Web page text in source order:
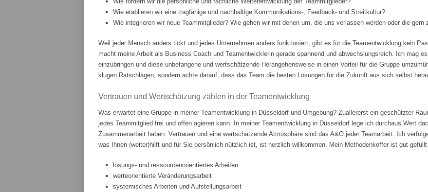
Wie etablieren wir eine tragfähige und nachhaltige Kommunikations-, Feedback- und Streitkultur?
Wie integrieren wir neue Teammitglieder? Wie gehen wir mit denen um, die uns verlassen werden oder die gern
Weil jeder Mensch anders tickt und jedes Unternehmen anders funktioniert, gibt es für die Teamentwicklung kein
macht meine Arbeit als Business Coach und Teamentwicklerin gerade spannend und abwechslungsreich. Ich mag
einzubringen und diese unbefangene und wertschätzende Herangehensweise in einen Vorteil für die Gruppe
klugen Ratschlägen, sondern achte darauf, dass das Team die besten Lösungen für die Zukunft aus sich selbst
Vertrauen und Wertschätzung zählen in der Teamentwicklung
Was erwartet eine Gruppe in meiner Teamentwicklung in Düsseldorf und Umgebung? Zuallererst ein geschützter
jedes Teammitglied frei und offen agieren kann. In meiner Teamentwicklung in Düsseldorf lege ich durchaus Wert
Zusammenarbeit haben. Vertrauen und eine wertschätzende Atmosphäre sind das A&O jeder Teamarbeit. Ich
was Ihnen (weiter)hilft und für Sie persönlich nützlich ist, ist herzlich willkommen. Mein Methodenkoffer ist gut
lösungs- und ressourcenorientiertes Arbeiten
werteorientierte Veränderungsarbeit
systemisches Arbeiten und Aufstellungsarbeit